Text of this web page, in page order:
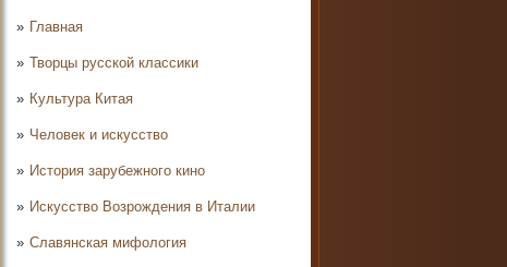
Главная
Творцы русской классики
Культура Китая
Человек и искусство
История зарубежного кино
Искусство Возрождения в Италии
Славянская мифология